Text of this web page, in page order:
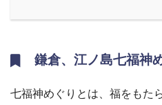
鎌倉、江ノ島七福神
七福神めぐりとは、福をもた